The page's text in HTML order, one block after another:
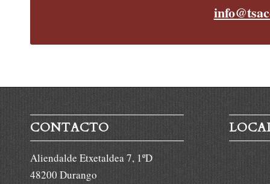
CONTACTO
Aliendalde Etxetaldea 7, 1ºD
48200 Durango